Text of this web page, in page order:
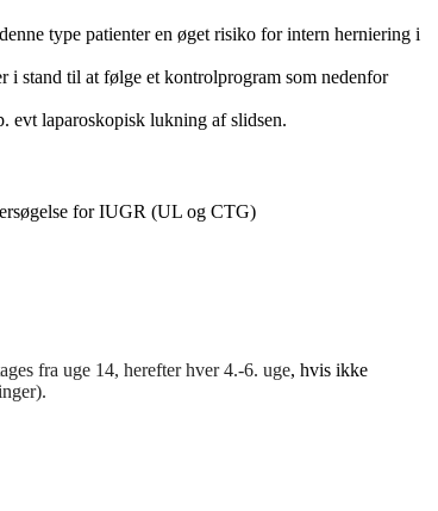
type patienter en øget risiko for intern herniering i
i stand til at følge et kontrolprogram som nedenfor
evt laparoskopisk lukning af slidsen.
for IUGR (UL og CTG)
fra uge 14, herefter hver 4.-6. uge, hvis ikke